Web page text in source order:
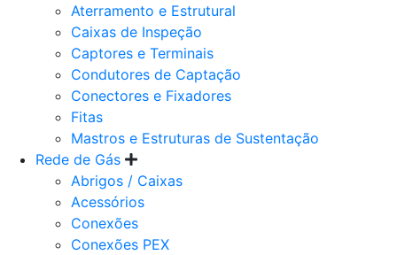
Aterramento e Estrutural
Caixas de Inspeção
Captores e Terminais
Condutores de Captação
Conectores e Fixadores
Fitas
Mastros e Estruturas de Sustentação
Rede de Gás
Abrigos / Caixas
Acessórios
Conexões
Conexões PEX